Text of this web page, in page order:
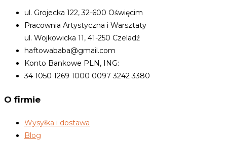
ul. Grojecka 122, 32-600 Oświęcim
Pracownia Artystyczna i Warsztaty
ul. Wojkowicka 11, 41-250 Czeladź
haftowababa@gmail.com
Konto Bankowe PLN, ING:
34 1050 1269 1000 0097 3242 3380
O firmie
Wysyłka i dostawa
Blog